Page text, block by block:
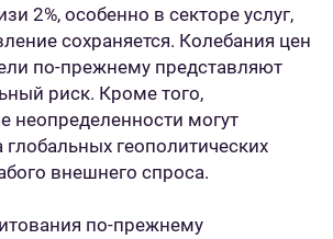
2%, особенно в секторе услуг,
сохраняется. Колебания цен
по-прежнему представляют
риск. Кроме того,
неопределенности могут
глобальных геополитических
внешнего спроса.
по-прежнему